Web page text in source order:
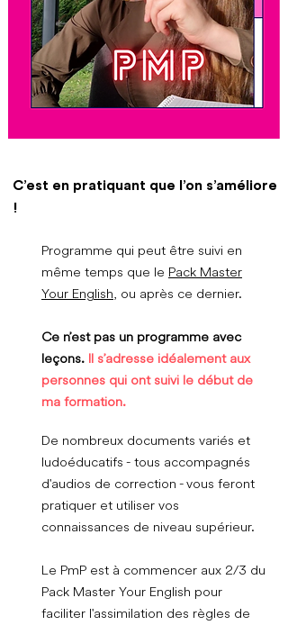
C’est en pratiquant que l’on s’améliore
!
Programme qui peut être suivi en
même temps que le Pack Master
Your English, ou après ce dernier.
Ce n’est pas un programme avec
leçons. Il s’adresse idéalement aux
personnes qui ont suivi le début de
ma formation.
De nombreux documents variés et
ludoéducatifs - tous accompagnés
d'audios de correction - vous feront
pratiquer et utiliser vos
connaissances de niveau supérieur.
Le PmP est à commencer aux 2/3 du
Pack Master Your English pour
faciliter l'assimilation des règles de